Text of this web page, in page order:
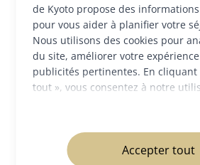
de Kyoto propose des
pour vous aider à planifier votre
Nous utilisons des cookies pour
du site, améliorer votre
publicités pertinentes. En cliquant
tout », vous consentez à notre
d'informations, veuillez consulter
de confidentialité
Accepter tout
07 août 2026
Gastronomie / Marchés
Lieu:Sanctuaire